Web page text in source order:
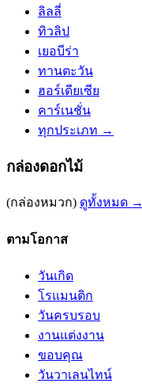
ลิลลี่
ทิวลิป
เยอบีร่า
ทานตะวัน
ฮอร์เดียเซีย
คาร์เนชั่น
ทุกประเภท →
กล่องดอกไม้
(กล่องหมวก) ดูทั้งหมด →
ตามโอกาส
วันเกิด
โรแมนติก
วันครบรอบ
งานแต่งงาน
ขอบคุณ
วันวาเลนไทน์